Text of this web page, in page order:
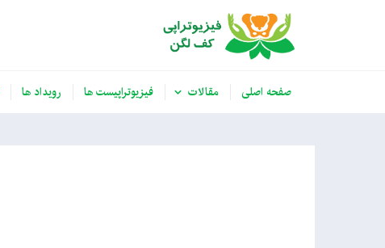
صفحه اصلی مقالات فیزیوتراپیست ها رویداد ها